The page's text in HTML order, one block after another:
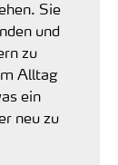
Sie
und
zu
Alltag
ein
neu zu